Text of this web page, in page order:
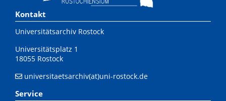
Kontakt
Universitätsarchiv Rostock
Universitätsplatz 1
18055 Rostock
universitaetsarchiv(at)uni-rostock.de
Service